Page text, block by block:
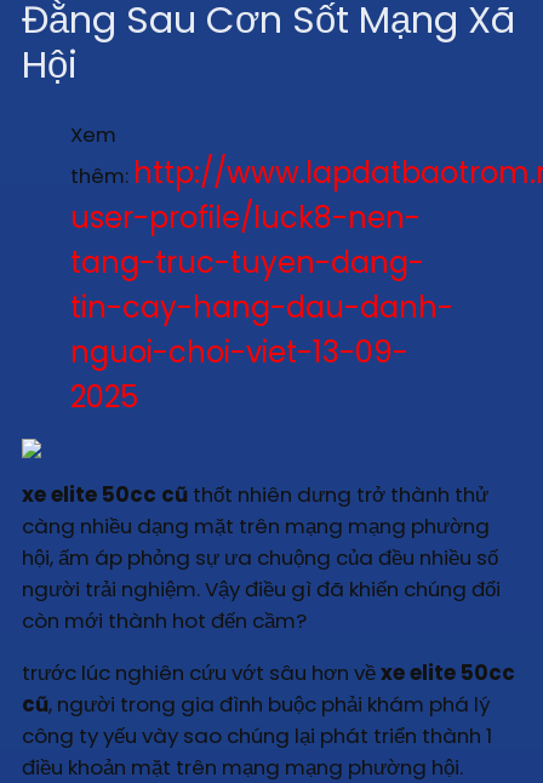
Đằng Sau Cơn Sốt Mạng Xã
Hội
Xem
thêm: http://
user-profile/luck8-nen-
tang-truc-tuyen-dang-
tin-cay-hang-dau-danh-
nguoi-choi-viet-13-09-
2025
xe elite 50cc cũ thốt nhiên dưng trở thành thử
càng nhiều dạng mặt trên mạng mạng phường
hội, ấm áp phỏng sự ưa chuộng của đều nhiều số
người trải nghiệm. Vậy điều gì đã khiến chúng đổi
còn mới thành hot đến cầm?
trước lúc nghiên cứu vớt sâu hơn vềxe elite 50cc
cũ, người trong gia đình buộc phải khám phá lý
công ty yếu vày sao chúng lại phát triển thành 1
điều khoản mặt trên mạng mạng phường hội.